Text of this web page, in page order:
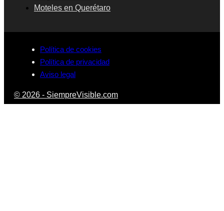
Moteles en Querétaro
Política de cookies
Política de privacidad
Aviso legal
© 2026 - SiempreVisible.com